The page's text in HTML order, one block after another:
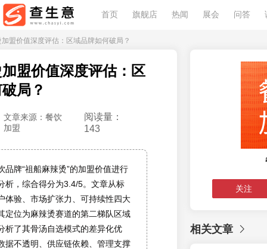
首页 旗舰店 热闻 展会 问答
盟价值深度评估：区域品牌如何破局？
盟价值深度评估：区
局？
文章来源：餐饮
加盟
阅读量：
143
品牌“祖船麻辣烫”的加盟价值进行
析，综合得分为3.4/5。文章从标
体验、市场扩张力、可持续性四大
定位为麻辣烫赛道的第二梯队区域
析了其骨汤自选模式的差异化优
据不透明、供应链依赖、管理支撑
关注
相关文章